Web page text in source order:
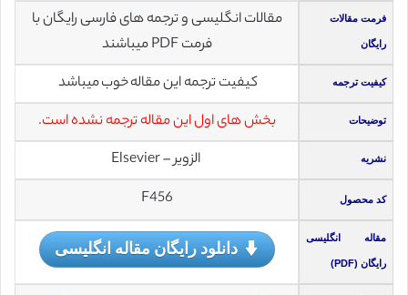
فرمت مقالات
رایگان
مقالات انگلیسی و ترجمه های فارسی رایگان با
فرمت PDF میباشند
کیفیت ترجمه کیفیت ترجمه این مقاله خوب میباشد
توضیحات بخش های اول این مقاله ترجمه نشده است.
نشریه الزویر – Elsevier
کد محصول F456
مقاله انگلیسی
رایگان (PDF)
دانلود رایگان مقاله انگلیسی